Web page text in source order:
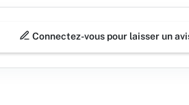
Connectez-vous pour laisser un